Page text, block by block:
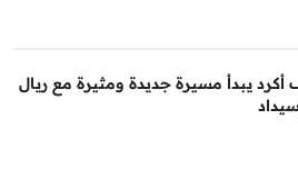
أكرد يبدأ مسيرة جديدة ومثيرة مع ريال